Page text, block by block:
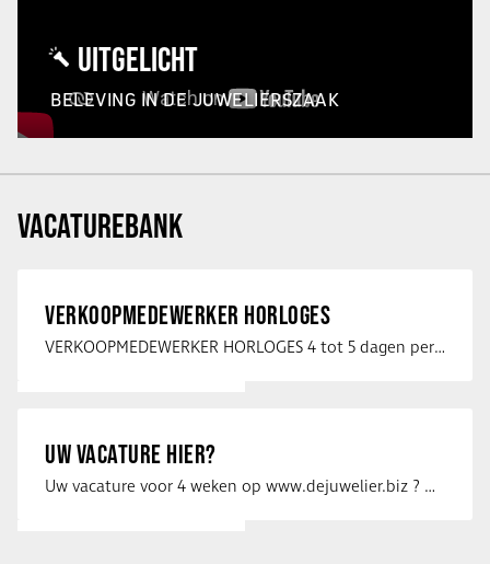
UITGELICHT
BELEVING IN DE JUWELIERSZAAK
VACATUREBANK
VERKOOPMEDEWERKER HORLOGES
VERKOOPMEDEWERKER HORLOGES 4 tot 5 dagen per week Heb jij een passie voor …
UW VACATURE HIER?
Uw vacature voor 4 weken op www.dejuwelier.biz ? Neem dan contact op met …